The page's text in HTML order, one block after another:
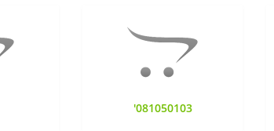
'081050103